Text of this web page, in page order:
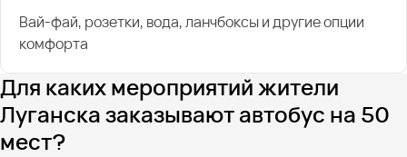
Вай-фай, розетки, вода, ланчбоксы и другие опции
комфорта
Для каких мероприятий жители
Луганска заказывают автобус на 50
мест?